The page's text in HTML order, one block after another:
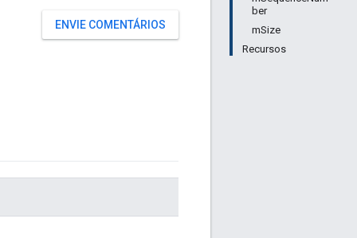
ber
mSize
Recursos
ENVIE COMENTÁRIOS